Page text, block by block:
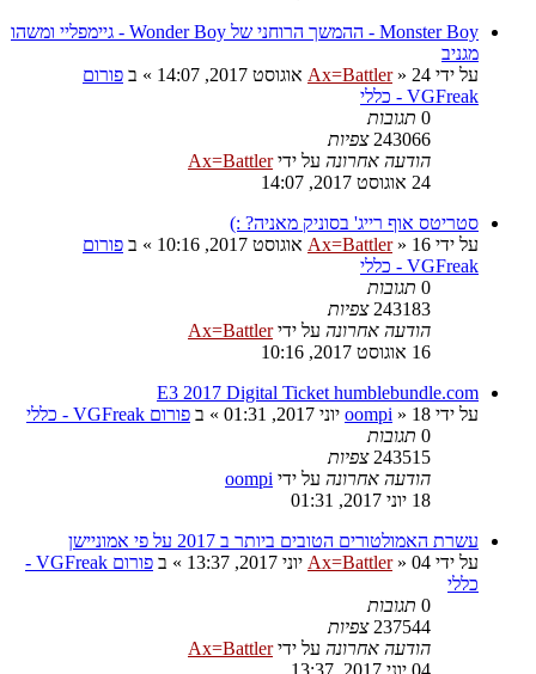
Monster Boy - ההמשך הרוחני של Wonder Boy - גיימפליי ומשהו
מגניב
על ידי
Ax=Battler» 24 אוגוסט 2017, 14:07 » ב פורום
VGFreak - כללי
0 תגובות
243066 צפיות
הודעה אחרונה על ידיAx=Battler
24 אוגוסט 2017, 14:07
סטריטס אוף רייג' בסוניק מאניה? :)
על ידי
Ax=Battler» 16 אוגוסט 2017, 10:16 » ב פורום
VGFreak - כללי
0 תגובות
243183 צפיות
הודעה אחרונה על ידיAx=Battler
16 אוגוסט 2017, 10:16
E3 2017 Digital Ticket humblebundle.com
על ידי
oompi » 18 יוני 2017, 01:31 » ב פורום VGFreak - כללי
0 תגובות
243515 צפיות
הודעה אחרונה על ידי oompi
18 יוני 2017, 01:31
עשרת האמולטורים הטובים ביותר ב 2017 על פי אמוניישן
על ידי
Ax=Battler» 04 יוני 2017, 13:37 » ב
פורום VGFreak -
כללי
0 תגובות
237544 צפיות
הודעה אחרונה על ידיAx=Battler